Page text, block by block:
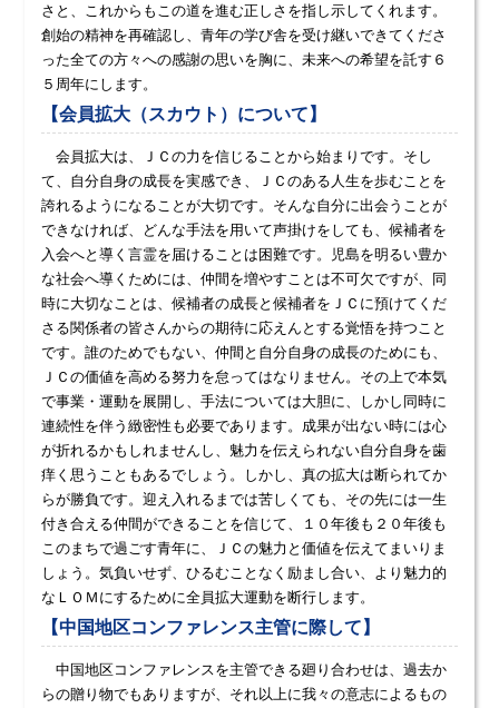
さと、これからもこの道を進む正しさを指し示してくれます。
創始の精神を再確認し、青年の学び舎を受け継いできてくださ
った全ての方々への感謝の思いを胸に、未来への希望を託す６
５周年にします。
【会員拡大（スカウト）について】
会員拡大は、ＪＣの力を信じることから始まりです。そし
て、自分自身の成長を実感でき、ＪＣのある人生を歩むことを
誇れるようになることが大切です。そんな自分に出会うことが
できなければ、どんな手法を用いて声掛けをしても、候補者を
入会へと導く言霊を届けることは困難です。児島を明るい豊か
な社会へ導くためには、仲間を増やすことは不可欠ですが、同
時に大切なことは、候補者の成長と候補者をＪＣに預けてくだ
さる関係者の皆さんからの期待に応えんとする覚悟を持つこと
です。誰のためでもない、仲間と自分自身の成長のためにも、
ＪＣの価値を高める努力を怠ってはなりません。その上で本気
で事業・運動を展開し、手法については大胆に、しかし同時に
連続性を伴う緻密性も必要であります。成果が出ない時には心
が折れるかもしれませんし、魅力を伝えられない自分自身を歯
痒く思うこともあるでしょう。しかし、真の拡大は断られてか
らが勝負です。迎え入れるまでは苦しくても、その先には一生
付き合える仲間ができることを信じて、１０年後も２０年後も
このまちで過ごす青年に、ＪＣの魅力と価値を伝えてまいりま
しょう。気負いせず、ひるむことなく励まし合い、より魅力的
なＬＯＭにするために全員拡大運動を断行します。
【中国地区コンファレンス主管に際して】
中国地区コンファレンスを主管できる廻り合わせは、過去か
らの贈り物でもありますが、それ以上に我々の意志によるもの